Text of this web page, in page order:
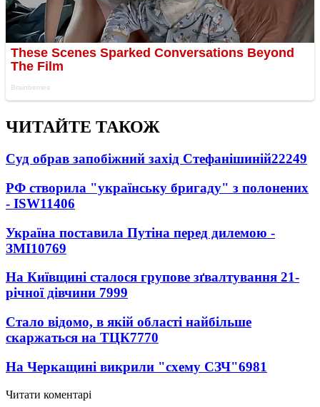
ЧИТАЙТЕ ТАКОЖ
Суд обрав запобіжний захід Стефанішиній22249
РФ створила "українську бригаду" з полонених
- ISW11406
Україна поставила Путіна перед дилемою -
ЗМІ10769
На Київщині сталося групове зґвалтування 21-
річної дівчини 7999
Стало відомо, в якій області найбільше
скаржаться на ТЦК7770
На Черкащині викрили "схему СЗЧ"6981
Читати коментарі